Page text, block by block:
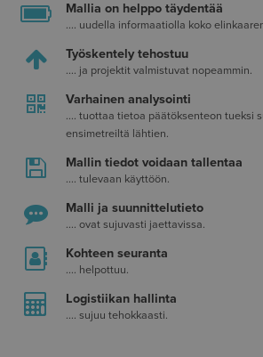
Mallia on helppo täydentää
.... uudella informaatiolla koko
Työskentely tehostuu
.... ja projektit valmistuvat nopeammin.
Varhainen analysointi
.... tuottaa tietoa päätöksenteon tueksi
ensimetreiltä lähtien.
Mallin tiedot voidaan tallentaa
.... tulevaan käyttöön.
Malli ja suunnittelutieto
.... ovat sujuvasti jaettavissa.
Kohteen seuranta
.... helpottuu.
Logistiikan hallinta
.... sujuu tehokkaasti.